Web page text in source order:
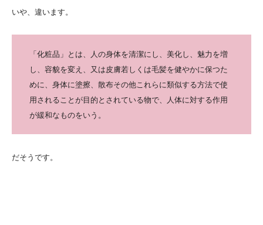
いや、違います。
「化粧品」とは、人の身体を清潔にし、美化し、魅力を増
し、容貌を変え、又は皮膚若しくは毛髪を健やかに保つた
めに、身体に塗擦、散布その他これらに類似する方法で使
用されることが目的とされている物で、人体に対する作用
が緩和なものをいう。
だそうです。